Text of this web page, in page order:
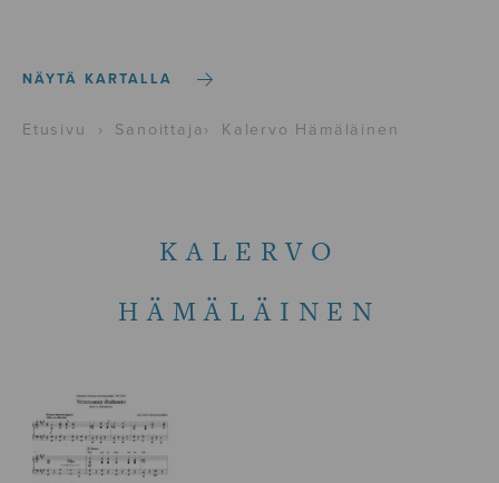
NÄYTÄ KARTALLA
Etusivu › Sanoittaja › Kalervo Hämäläinen
KALERVO
HÄMÄLÄINEN